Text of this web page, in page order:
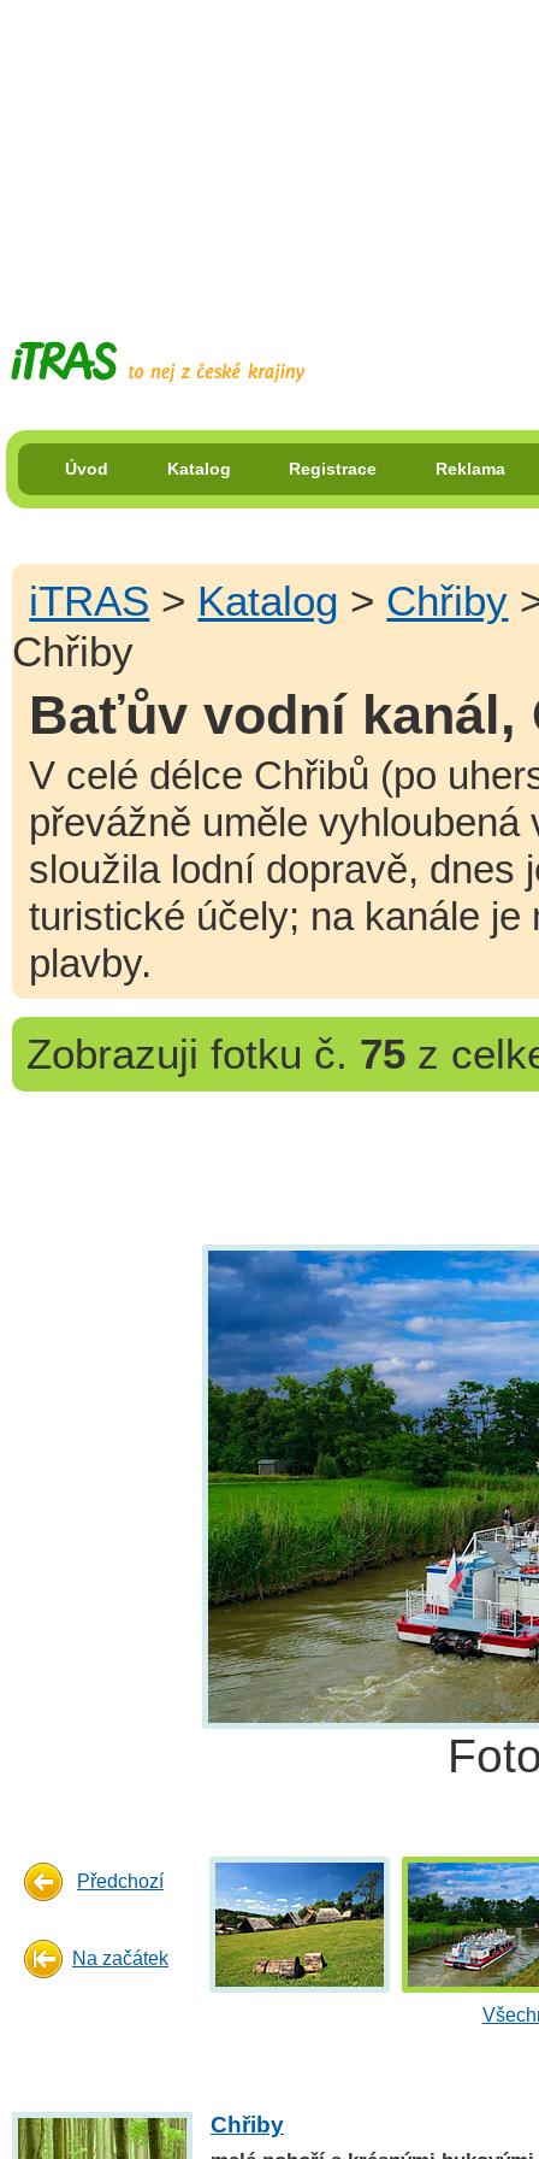
Úvod Katalog Registrace Reklama
iTRAS > Katalog > Chřiby
Chřiby
Baťův vodní kanál,
V celé délce Chřibů (po
převážně uměle
sloužila lodní dopravě, dnes
turistické účely; na kanále
plavby.
Zobrazuji fotku č. 75z
Předchozí
Na začátek
Chřiby